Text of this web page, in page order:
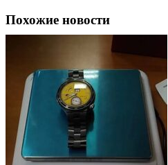
Похожие новости